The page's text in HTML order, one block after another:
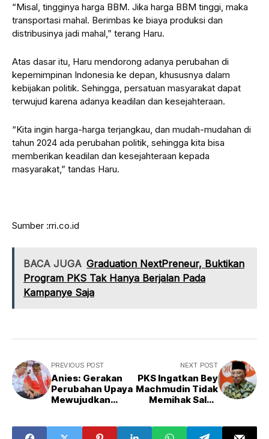
“Misal, tingginya harga BBM. Jika harga BBM tinggi, maka
transportasi mahal. Berimbas ke biaya produksi dan
distribusinya jadi mahal,” terang Haru.
Atas dasar itu, Haru mendorong adanya perubahan di
kepemimpinan Indonesia ke depan, khususnya dalam
kebijakan politik. Sehingga, persatuan masyarakat dapat
terwujud karena adanya keadilan dan kesejahteraan.
“Kita ingin harga-harga terjangkau, dan mudah-mudahan di
tahun 2024 ada perubahan politik, sehingga kita bisa
memberikan keadilan dan kesejahteraan kepada
masyarakat,” tandas Haru.
Sumber :rri.co.id
BACA JUGA Graduation NextPreneur, Buktikan
Program PKS Tak Hanya Berjalan Pada
Kampanye Saja
PREVIOUS POST
Anies: Gerakan
Perubahan Upaya
Mewujudkan
NEXT POST
PKS Ingatkan Bey
Machmudin Tidak
Memihak Salah